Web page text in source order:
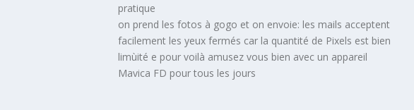
pratique
on prend les fotos à gogo et on envoie: les mails acceptent
facilement les yeux fermés car la quantité de Pixels est bien
limùité e pour voilà amusez vous bien avec un appareil
Mavica FD pour tous les jours